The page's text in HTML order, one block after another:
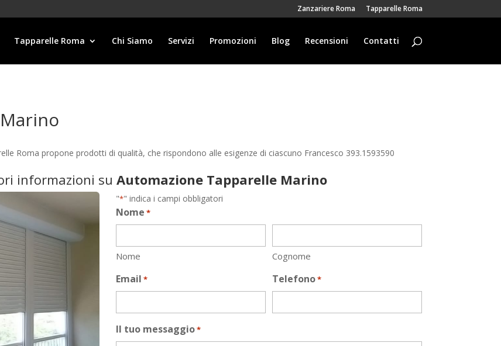
Zanzariere Roma Tapparelle Roma
Tapparelle Roma Chi Siamo Servizi Promozioni Blog Recensioni Contatti
Roma propone prodotti di qualità, che rispondono alle esigenze di ciascuno Francesco 393.1593590
informazioni suAutomazione Tapparelle Marino
"*" indica i campi obbligatori
Nome *
Nome Cognome
Email * Telefono*
Il tuo messaggio*